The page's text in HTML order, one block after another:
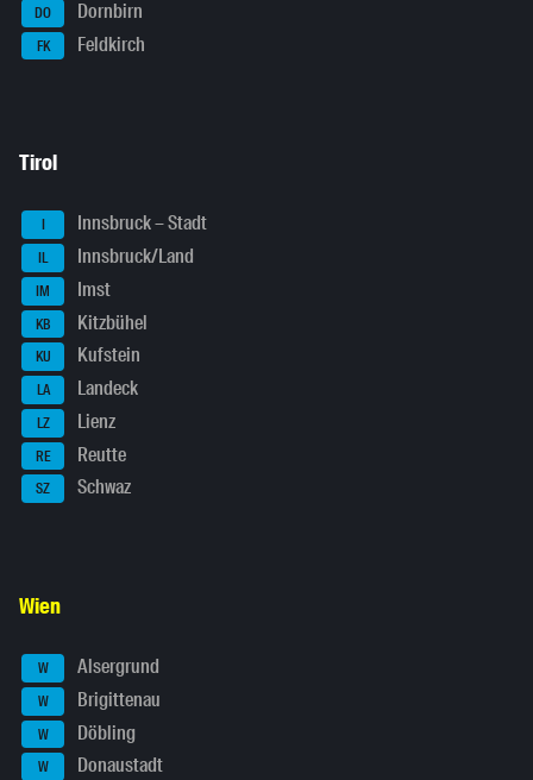
DO Dornbirn
FK Feldkirch
Tirol
I Innsbruck – Stadt
IL Innsbruck/Land
IM Imst
KB Kitzbühel
KU Kufstein
LA Landeck
LZ Lienz
RE Reutte
SZ Schwaz
Wien
W Alsergrund
W Brigittenau
W Döbling
W Donaustadt